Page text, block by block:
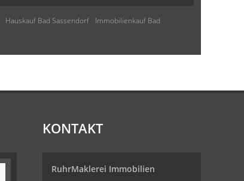
Hauskauf Bad Sassendorf
Immobilienkauf Bad
KONTAKT
RuhrMaklerei Immobilien